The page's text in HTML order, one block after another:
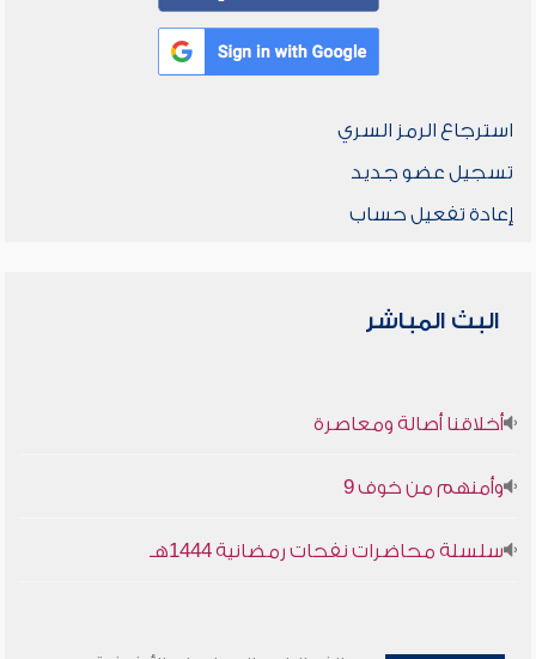
استرجاع الرمز السري
تسجيل عضو جديد
إعادة تفعيل حساب
البث المباشر
أخلاقنا أصالة ومعاصرة
وأمنهم من خوف 9
سلسلة محاضرات نفحات رمضانية 1444هـ